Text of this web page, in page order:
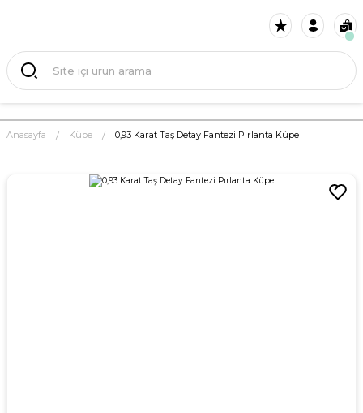
Anasayfa Küpe 0,93 Karat Taş Detay Fantezi Pırlanta Küpe